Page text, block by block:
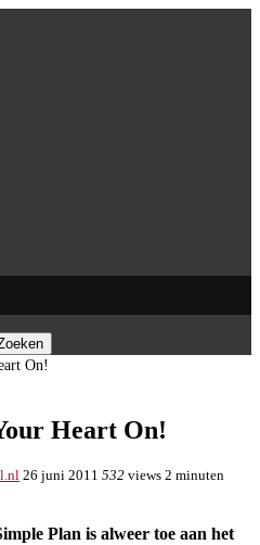
On!
Heart On!
26 juni 2011 532 views 2 minuten
Plan is alweer toe aan het